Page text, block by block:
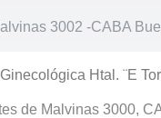
3002 -CABA
Htal. ¨E
de Malvinas 3000,